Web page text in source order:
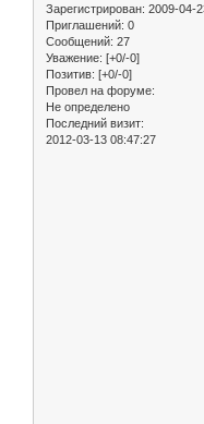
Зарегистрирован: 2009-04-
Приглашений: 0
Сообщений: 27
Уважение: [+0/-0]
Позитив: [+0/-0]
Провел на форуме:
Не определено
Последний визит:
2012-03-13 08:47:27